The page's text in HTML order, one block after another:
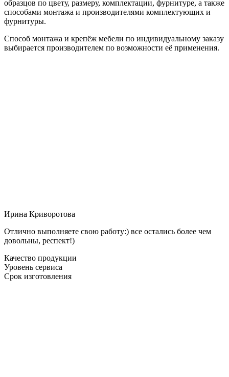
образцов по цвету, размеру, комплектации, фурнитуре, а также
способами монтажа и производителями комплектующих и
фурнитуры.
Способ монтажа и крепёж мебели по индивидуальному заказу
выбирается производителем по возможности её применения.
Ирина Криворотова
Отлично выполняете свою работу:) все остались более чем
довольны, респект!)
Качество продукции
Уровень сервиса
Срок изготовления